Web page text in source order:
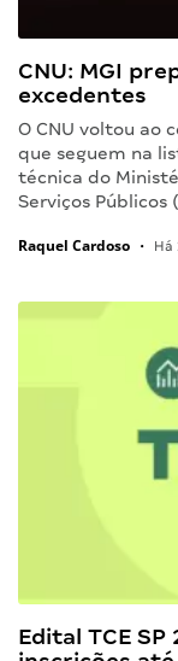
CNU: MGI
excedentes
O CNU voltou ao
que seguem na
técnica do
Serviços Públicos
Raquel Cardoso • Há
Edital TCE